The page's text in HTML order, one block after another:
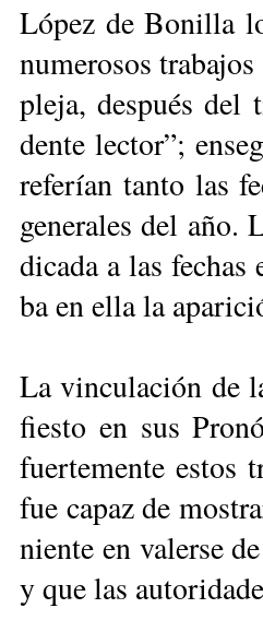
Ló­pez de Bo­ni­lla
nu­me­ro­sos
ple­ja, des­pués
den­te lec­tor”;
re­fe­rían tan­to las
ge­ne­ra­les del
di­ca­da a las
ba en ella la
La vin­cu­la­ción de
fies­to en sus
fuer­te­men­te es­tos
fue ca­paz de
nien­te en va­ler­se
y que las